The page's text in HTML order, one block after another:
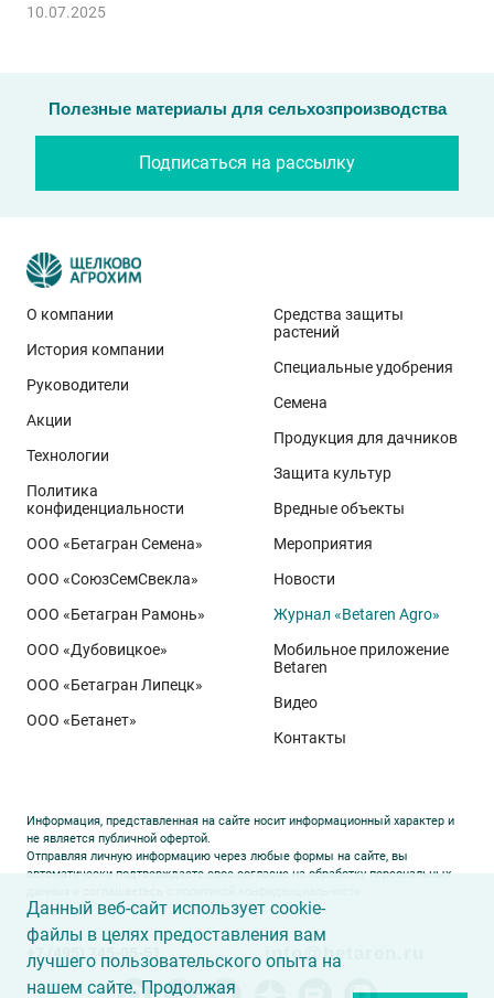
10.07.2025
Полезные материалы для сельхозпроизводства
Подписаться на рассылку
О компании
История компании
Руководители
Акции
Технологии
Политика
конфиденциальности
ООО «Бетагран Семена»
ООО «СоюзСемСвекла»
ООО «Бетагран Рамонь»
ООО «Дубовицкое»
ООО «Бетагран Липецк»
ООО «Бетанет»
Средства защиты
растений
Специальные удобрения
Семена
Продукция для дачников
Защита культур
Вредные объекты
Мероприятия
Новости
Журнал «Betaren Agro»
Мобильное приложение
Betaren
Видео
Контакты
Информация, представленная на сайте носит информационный характер и
не является публичной офертой.
Отправляя личную информацию через любые формы на сайте, вы
автоматически подтверждаете свое согласие на обработку персональных
info@betaren.ru
Данный веб-сайт использует cookie-
файлы в целях предоставления вам
лучшего пользовательского опыта на
нашем сайте. Продолжая